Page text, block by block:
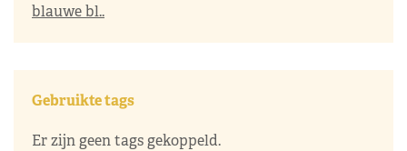
blauwe bl..
Gebruikte tags
Er zijn geen tags gekoppeld.